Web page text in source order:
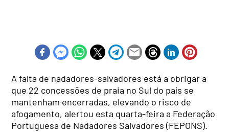
A falta de nadadores-salvadores está a obrigar a
que 22 concessões de praia no Sul do país se
mantenham encerradas, elevando o risco de
afogamento, alertou esta quarta-feira a Federação
Portuguesa de Nadadores Salvadores (FEPONS).